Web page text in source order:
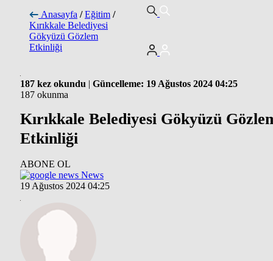
Anasayfa / Eğitim /
Kırıkkale Belediyesi
Gökyüzü Gözlem
Etkinliği
187 kez okundu | Güncelleme: 19 Ağustos 2024 04:25
187 okunma
Kırıkkale Belediyesi Gökyüzü
Etkinliği
ABONE OL
News
19 Ağustos 2024 04:25